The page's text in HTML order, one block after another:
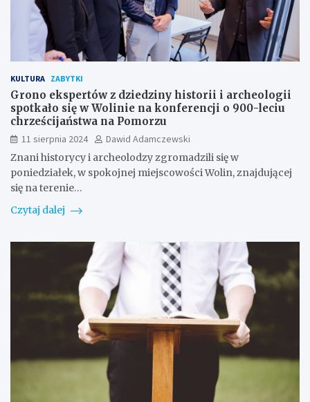
KULTURA ZABYTKI
Grono ekspertów z dziedziny historii i archeologii
spotkało się w Wolinie na konferencji o 900-leciu
chrześcijaństwa na Pomorzu
11 sierpnia 2024
Dawid Adamczewski
Znani historycy i archeolodzy zgromadzili się w
poniedziałek, w spokojnej miejscowości Wolin, znajdującej
się na terenie…
Czytaj dalej